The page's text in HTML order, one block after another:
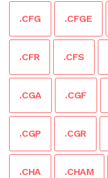
.CFG .CFGE
.CFR .CFS
.CGA .CGF
.CGP .CGR
.CHA .CHAM